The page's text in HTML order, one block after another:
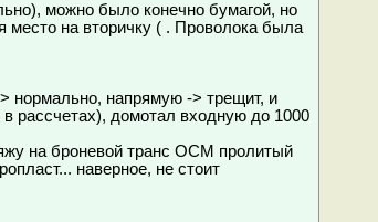
можно было конечно бумагой, но
место на вторичку ( . Проволока была
нормально, напрямую -> трещит, и
рассчетах), домотал входную до 1000
на броневой транс ОСМ пролитый
наверное, не стоит